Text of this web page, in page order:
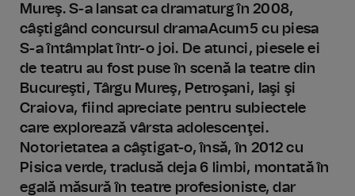
Mureş. S-a lansat ca dramaturg în 2008,
câştigând concursul dramaAcum5 cu piesa
S-a întâmplat într-o joi. De atunci, piesele ei
de teatru au fost puse în scenă la teatre din
Bucureşti, Târgu Mureş, Petroşani, Iaşi şi
Craiova, fiind apreciate pentru subiectele
care explorează vârsta adolescenţei.
Notorietatea a câştigat-o, însă, în 2012 cu
Pisica verde, tradusă deja 6 limbi, montată în
egală măsură în teatre profesioniste, dar